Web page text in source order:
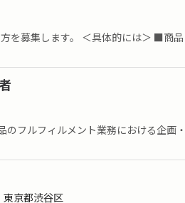
を募集します。 ＜具体的には＞ ■商品
フルフィルメント業務における企画・
京都渋谷区